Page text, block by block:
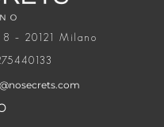
– 20121 Milano